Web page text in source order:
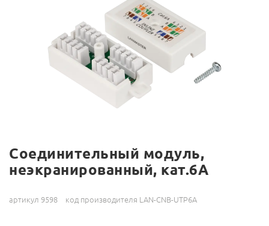
Соединительный модуль,
неэкранированный, кат.6A
артикул 9598 код производителя LAN-CNB-UTP6A